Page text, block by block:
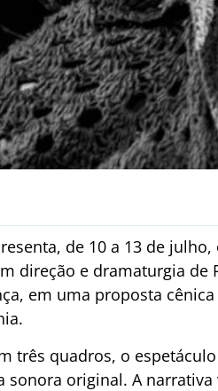
de 10 a 13 de
direção e dramaturgia
em uma proposta
três quadros, o
sonora original. A